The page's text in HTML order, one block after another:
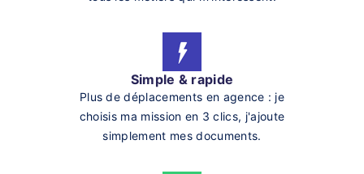
Simple & rapide
Plus de déplacements en agence : je
choisis ma mission en 3 clics, j'ajoute
simplement mes documents.